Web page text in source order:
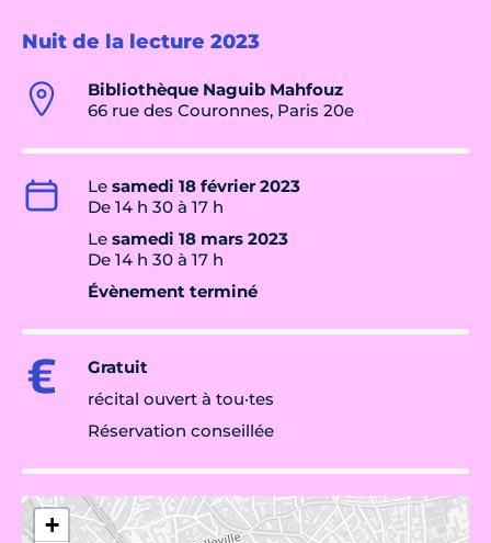
Nuit de la lecture 2023
Bibliothèque Naguib Mahfouz
66 rue des Couronnes, Paris 20e
Le samedi 18 février 2023
De 14 h 30 à 17 h
Le samedi 18 mars 2023
De 14 h 30 à 17 h
Évènement terminé
Gratuit
récital ouvert à tou·tes
Réservation conseillée
+